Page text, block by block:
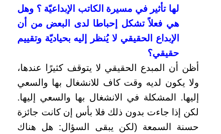
لها تأثير في مسيرة الكاتب الإبداعيّة ؟ وهل
هي فعلاً تشكل إحباطا لدى البعض من أن
الإبداع الحقيقي لا يُنظر إليه بحياديّة وتقييم
حقيقي؟
أظن أن المبدع الحقيقي لا يتوقف كثيرًا عندها،
ولا يكون لديه وقت كاف للانشغال بها والسعي
إليها. المشكلة في الانشغال بها والسعي إليها.
لكن إذا جاءت بدون ذلك فلا بأس إن كانت جائزة
حسنة السمعة (لكن يبقى السؤال: هل هناك